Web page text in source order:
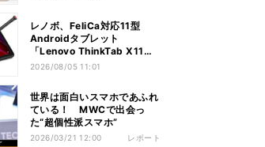
レノボ、FeliCa対応11型
Androidタブレット
「Lenovo ThinkTab X11
Gen 1」
2026/08/05 11:01
世界は面白いスマホであふれ
ている！ MWCで出会っ
た“超個性派スマホ”
2026/03/21 12:00 レポート